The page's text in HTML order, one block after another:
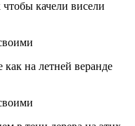
качели висели
на летней веранде